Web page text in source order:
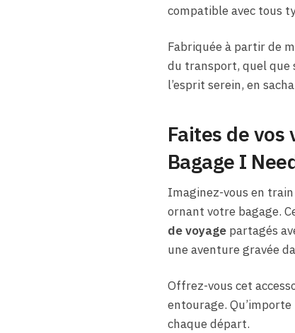
compatible avec tous
Fabriquée à partir de
du transport, quel que
l’esprit serein, en
Faites de vos
Bagage I
Imaginez-vous en
ornant votre bagage.
de voyagepartagés
une aventure gravée
Offrez-vous cet
entourage.
chaque départ.